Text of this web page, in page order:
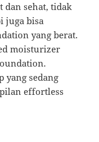
dan sehat, tidak
juga bisa
yang berat.
moisturizer
yang sedang
effortless